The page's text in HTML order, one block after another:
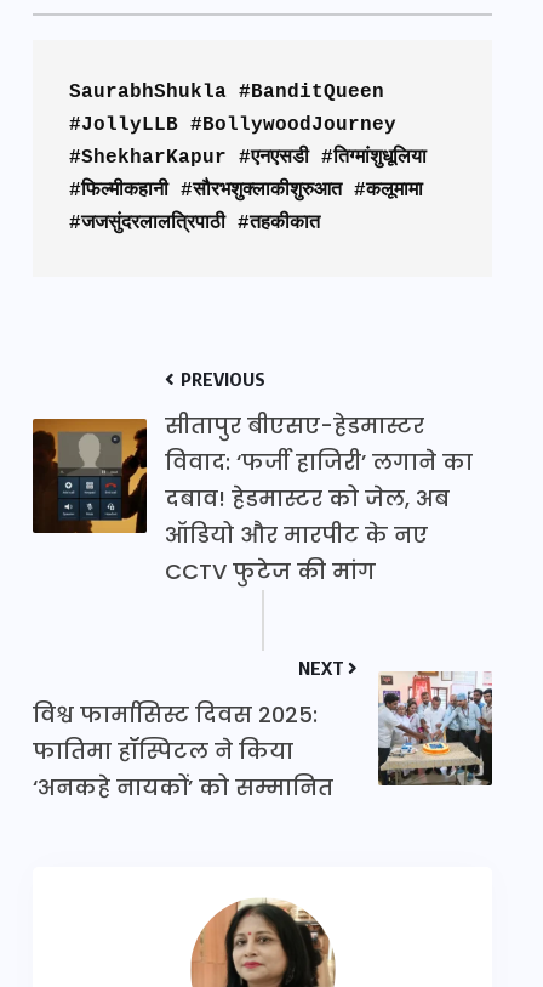
SaurabhShukla #BanditQueen
#JollyLLB #BollywoodJourney
#ShekharKapur #एनएसडी #तिग्मांशुधूलिया
#फिल्मीकहानी #सौरभशुक्लाकीशुरुआत #कलूमामा
#जजसुंदरलालत्रिपाठी #तहकीकात
PREVIOUS
सीतापुर बीएसए-हेडमास्टर
विवाद: ‘फर्जी हाजिरी’ लगाने का
दबाव! हेडमास्टर को जेल, अब
ऑडियो और मारपीट के नए
CCTV फुटेज की मांग
NEXT
विश्व फार्मासिस्ट दिवस 2025:
फातिमा हॉस्पिटल ने किया
‘अनकहे नायकों’ को सम्मानित